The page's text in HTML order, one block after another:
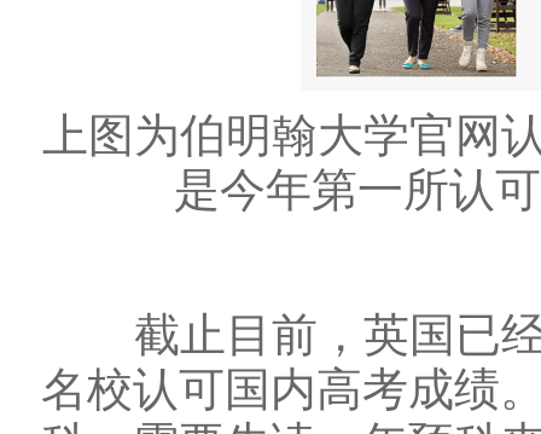
上图为伯明翰大学官网
是今年第一所认
截止目前，英国已经
名校认可国内高考成绩